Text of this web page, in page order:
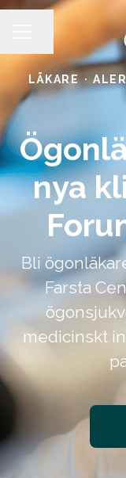
KARRIÄRMENY
Dela sidan
LÄKARE ·
nya
Bli
Farsta
medicinskt